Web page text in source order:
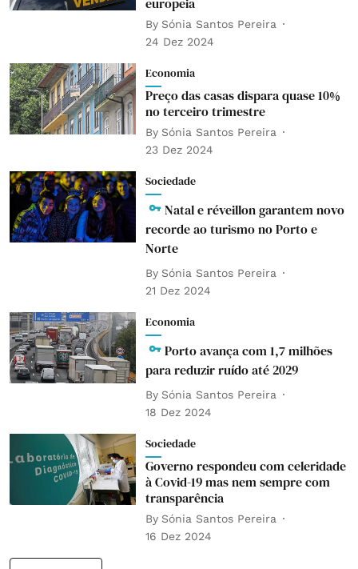
By Sónia Santos Pereira
24 Dez 2024
Economia
Preço das casas dispara quase 10%
no terceiro trimestre
By Sónia Santos Pereira
23 Dez 2024
Sociedade
Natal e réveillon garantem novo
recorde ao turismo no Porto e
Norte
By Sónia Santos Pereira
21 Dez 2024
Economia
Porto avança com 1,7 milhões
para reduzir ruído até 2029
By Sónia Santos Pereira
18 Dez 2024
Sociedade
Governo respondeu com celeridade
à Covid-19 mas nem sempre com
transparência
By Sónia Santos Pereira
16 Dez 2024